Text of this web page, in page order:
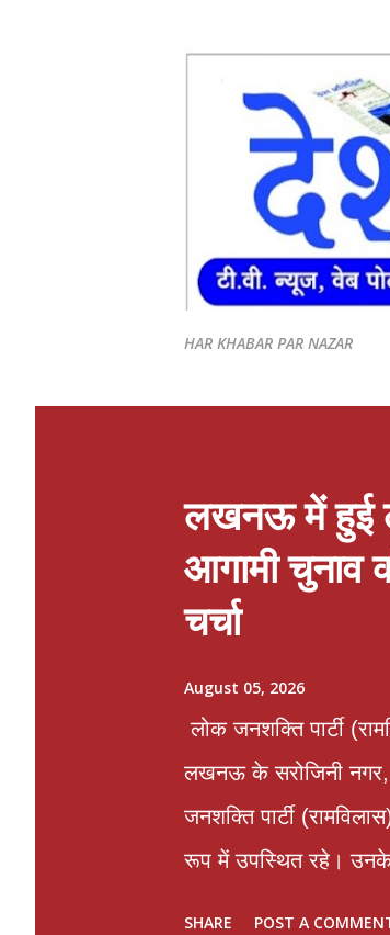
HAR KHABAR PAR NAZAR
लखनऊ में हुई
आगामी चुनाव
चर्चा
August 05, 2026
लोक जनशक्ति पार्टी
लखनऊ के सरोजिनी नगर,
जनशक्ति पार्टी
रूप में उपस्थित रहे।
SHARE POST A